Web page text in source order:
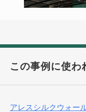
この事例に使わ
アレスシルクウォー